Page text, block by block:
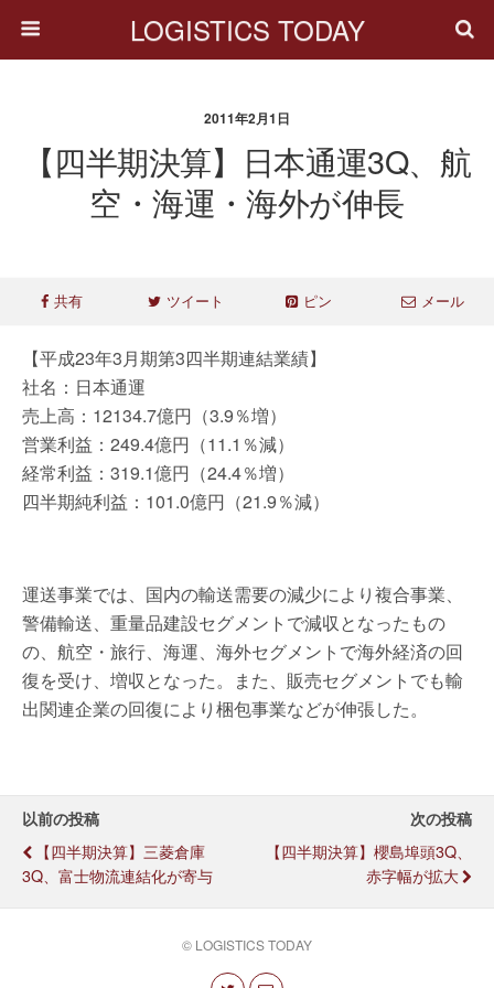
LOGISTICS TODAY
2011年2月1日
【四半期決算】日本通運3Q、航
空・海運・海外が伸長
共有 ツイート ピン メール
【平成23年3月期第3四半期連結業績】
社名：日本通運
売上高：12134.7億円（3.9％増）
営業利益：249.4億円（11.1％減）
経常利益：319.1億円（24.4％増）
四半期純利益：101.0億円（21.9％減）
運送事業では、国内の輸送需要の減少により複合事業、
警備輸送、重量品建設セグメントで減収となったもの
の、航空・旅行、海運、海外セグメントで海外経済の回
復を受け、増収となった。また、販売セグメントでも輸
出関連企業の回復により梱包事業などが伸張した。
以前の投稿
【四半期決算】三菱倉庫
3Q、富士物流連結化が寄与
次の投稿
【四半期決算】櫻島埠頭3Q、
赤字幅が拡大
© LOGISTICS TODAY